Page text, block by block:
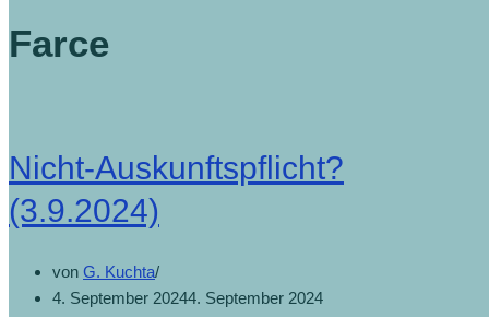
Farce
Nicht-Auskunftspflicht?
(3.9.2024)
von G. Kuchta
4. September 20244. September 2024